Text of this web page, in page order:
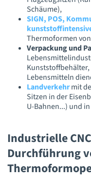
Schäume),
SIGN, POS,
Thermoformen
Verpackung und
Lebensmitteln
Landverkehrmit
Sitzen in der
U-Bahnen...) und
Industrielle
Durchführung